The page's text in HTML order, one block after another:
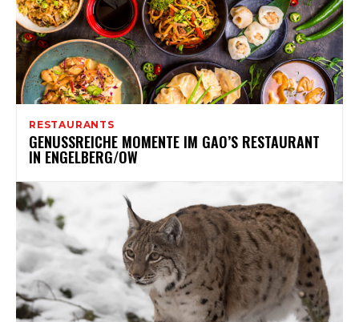
RESTAURANTS
GENUSSREICHE MOMENTE IM GAO’S RESTAURANT
IN ENGELBERG/OW